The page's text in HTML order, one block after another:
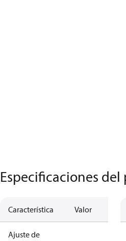
Especificaciones
Característica Valor
Ajuste de